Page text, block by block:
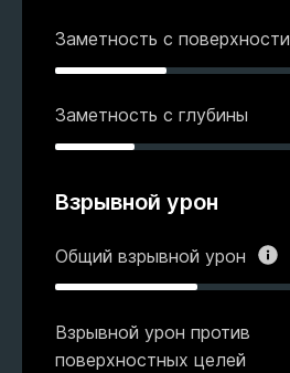
Заметность с поверхности
Заметность с глубины
Взрывной урон
Общий взрывной урон
Взрывной урон против
поверхностных целей